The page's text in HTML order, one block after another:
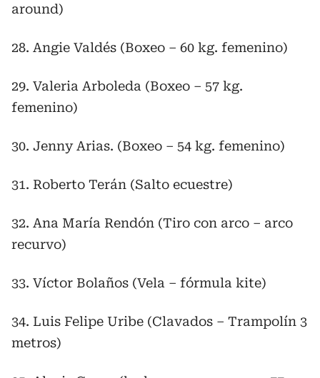
around)
28. Angie Valdés (Boxeo – 60 kg. femenino)
29. Valeria Arboleda (Boxeo – 57 kg.
femenino)
30. Jenny Arias. (Boxeo – 54 kg. femenino)
31. Roberto Terán (Salto ecuestre)
32. Ana María Rendón (Tiro con arco – arco
recurvo)
33. Víctor Bolaños (Vela – fórmula kite)
34. Luis Felipe Uribe (Clavados – Trampolín 3
metros)